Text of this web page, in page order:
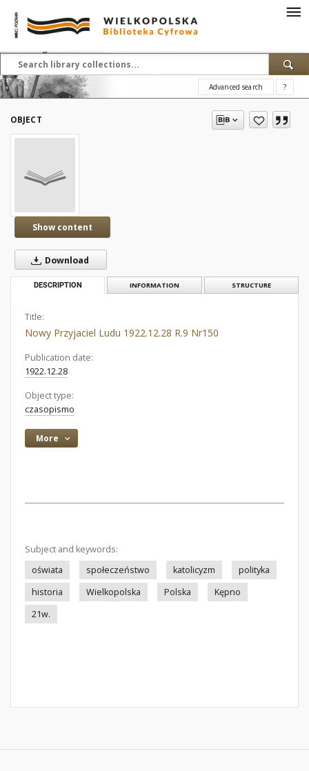
Advanced search ?
OBJECT
Show content
Download
DESCRIPTION INFORMATION STRUCTURE
Title:
Nowy Przyjaciel Ludu 1922.12.28 R.9 Nr150
Publication date:
1922.12.28
Object type:
czasopismo
More
Subject and keywords:
oświata
społeczeństwo katolicyzm
polityka
historia
Wielkopolska Polska
Kępno
21w.